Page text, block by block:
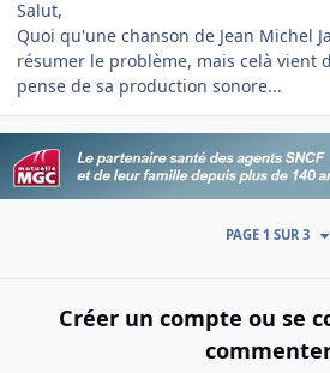
Salut,
Quoi qu'une chanson de Jean Michel
résumer le problème, mais celà vient
pense de sa production sonore...
PAGE 1 SUR 3
Créer un compte ou se